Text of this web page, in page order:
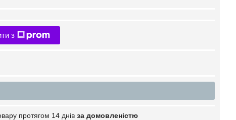
з
протягом 14 днів за домовленістю